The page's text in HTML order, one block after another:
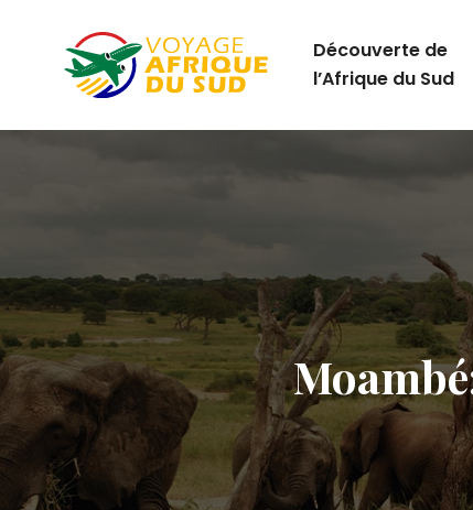
Découverte de
l’Afrique du Sud